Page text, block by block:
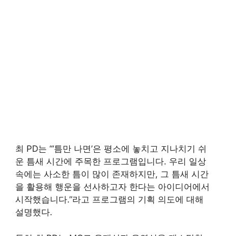
최 PD는 “‘틈만 나면’은 평소에 놓치고 지나치기 쉬
운 틈새 시간에 주목한 프로그램입니다. 우리 일상
속에는 사소한 틈이 많이 존재하지만, 그 틈새 시간
을 활용해 행운을 선사하고자 한다는 아이디어에서
시작했습니다.”라고 프로그램의 기획 의도에 대해
설명했다.